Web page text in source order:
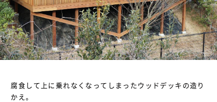
腐食して上に乗れなくなってしまったウッドデッキの造り
かえ。